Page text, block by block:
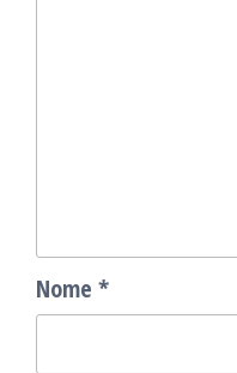
Nome *